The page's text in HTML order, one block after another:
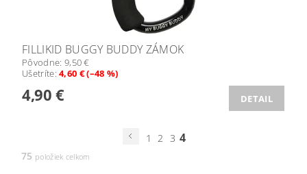
FILLIKID BUGGY BUDDY ZÁMOK
Pôvodne: 9,50 €
Ušetríte:4,60 € (–48 %)
4,90 € DETAIL
1 2 3 4
75 položiek celkom